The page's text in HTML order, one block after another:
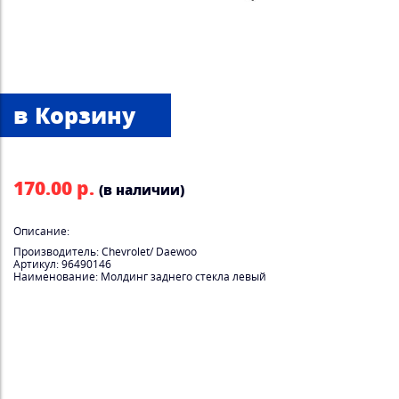
170.00 р. (в наличии)
Описание:
Производитель: Chevrolet/ Daewoo
Артикул: 96490146
Наименование: Молдинг заднего стекла левый